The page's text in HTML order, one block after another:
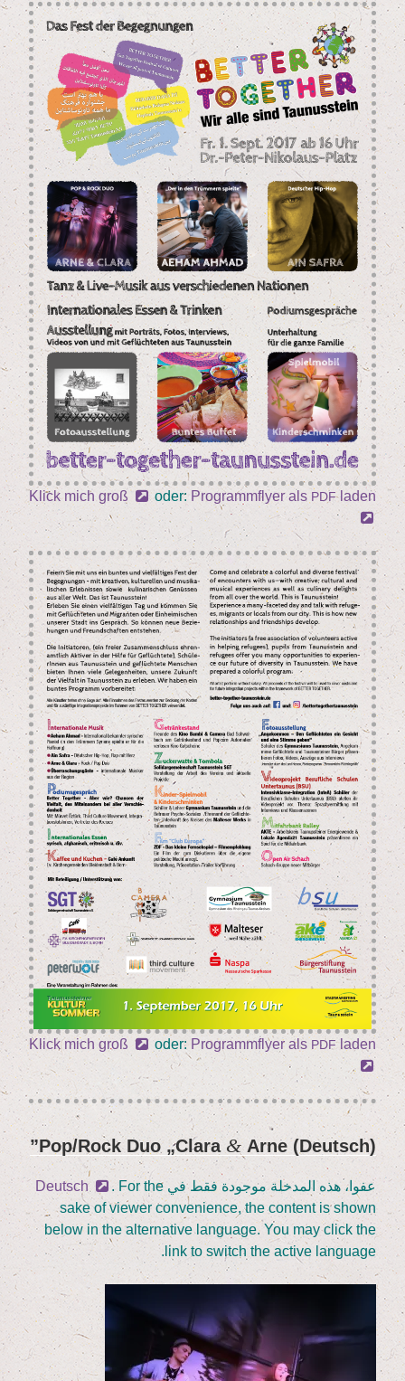
Klick mich groß oder: Pro­gramm­fly­er als PDFladen
Klick mich groß oder: Pro­gramm­fly­er als PDFladen
نُشر
في
(Deutsch) Pop/​Rock Duo
„Cla­ra &Arne”
عفوا، هذه المدخلة موجودة فقط في Deutsch
. For the
sake of view­er con­ve­ni­ence, the con­tent is shown
below in the alter­na­ti­ve lan­guage. You may click the
link to switch the acti­ve language.